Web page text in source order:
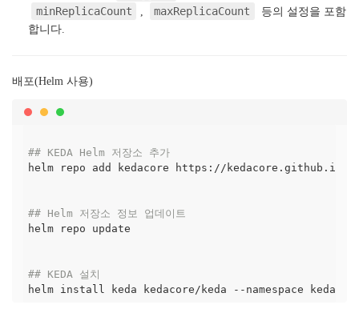
minReplicaCount , maxReplicaCount
등의 설정을 포함
합니다.
배포(Helm 사용)
## KEDA Helm 저장소 추가
helm repo add kedacore https://kedacore.github.io/
## Helm 저장소 정보 업데이트
helm repo update
## KEDA 설치